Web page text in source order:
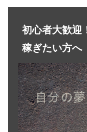
初心者大歓迎
稼ぎたい方へ